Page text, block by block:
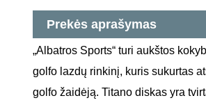
Prekės aprašymas
„Albatros Sports“ turi aukštos
golfo lazdų rinkinį, kuris sukurtas
golfo žaidėją. Titano diskas yra